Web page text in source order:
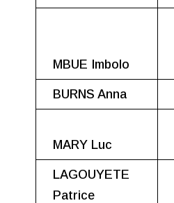
MBUE Imbolo
BURNS Anna
MARY Luc
LAGOUYETE
Patrice